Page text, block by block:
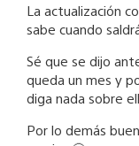
La actualización
sabe cuando
Sé que se dijo
queda un mes y
diga nada sobre
Por lo demás